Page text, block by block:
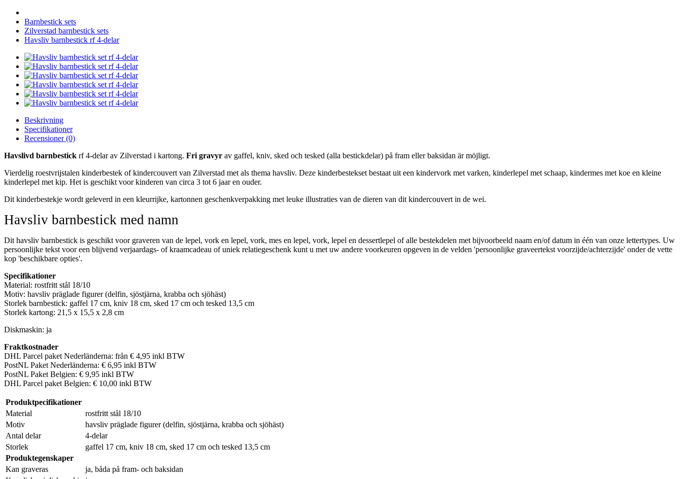
Barnbestick sets
Zilverstad barnbestick sets
Havsliv barnbestick rf 4-delar
Beskrivning
Specifikationer
Recensioner (0)
Havslivd barnbestick rf 4-delar av Zilverstad i kartong. Fri gravyr av gaffel, kniv, sked och tesked (alla bestickdelar) på fram eller baksidan är möjligt.
Vierdelig roestvrijstalen kinderbestek of kindercouvert van Zilverstad met als thema havsliv. Deze kinderbestekset bestaat uit een kindervork met varken, kinderlepel met schaap, kindermes met koe en kleine
kinderlepel met kip. Het is geschikt voor kinderen van circa 3 tot 6 jaar en ouder.
Dit kinderbestekje wordt geleverd in een kleurrijke, kartonnen geschenkverpakking met leuke illustraties van de dieren van dit kindercouvert in de wei.
Havsliv barnbestick med namn
Dit havsliv barnbestick is geschikt voor graveren van de lepel, vork en lepel, vork, mes en lepel, vork, lepel en dessertlepel of alle bestekdelen met bijvoorbeeld naam en/of datum in één van onze lettertypes. Uw
persoonlijke tekst voor een blijvend verjaardags- of kraamcadeau of uniek relatiegeschenk kunt u met uw andere voorkeuren opgeven in de velden 'persoonlijke graveertekst voorzijde/achterzijde' onder de vette
kop 'beschikbare opties'.
Specifikationer
Material: rostfritt stål 18/10
Motiv: havsliv präglade figurer (delfin, sjöstjärna, krabba och sjöhäst)
Storlek barnbestick: gaffel 17 cm, kniv 18 cm, sked 17 cm och tesked 13,5 cm
Storlek kartong: 21,5 x 15,5 x 2,8 cm
Diskmaskin: ja
Fraktkostnader
DHL Parcel paket Nederländerna: från € 4,95 inkl BTW
PostNL Paket Nederländerna: € 6,95 inkl BTW
PostNL Paket Belgien: € 9,95 inkl BTW
DHL Parcel paket Belgien: € 10,00 inkl BTW
Produktpecifikationer
Material
rostfritt stål 18/10
Motiv
havsliv präglade figurer (delfin, sjöstjärna, krabba och sjöhäst)
Antal delar
4-delar
Storlek
gaffel 17 cm, kniv 18 cm, sked 17 cm och tesked 13,5 cm
Produktegenskaper
Kan graveras
ja, båda på fram- och baksidan